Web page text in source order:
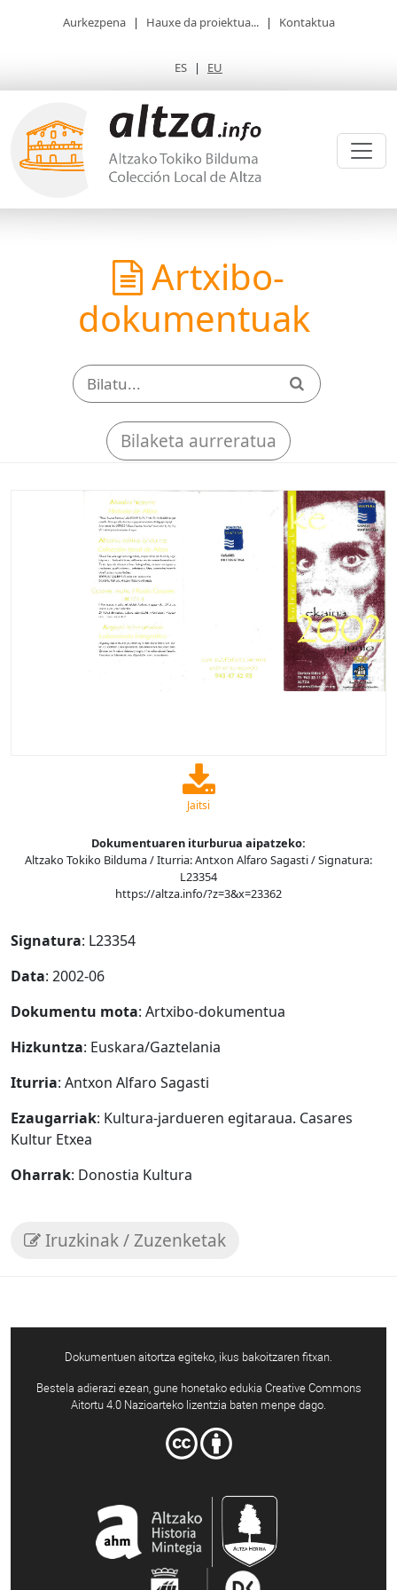
Aurkezpena | Hauxe da proiektua... | Kontaktua
ES | EU
Artxibo-
dokumentuak
Bilaketa aurreratua
Jaitsi
Dokumentuaren iturburua aipatzeko:
Altzako Tokiko Bilduma / Iturria: Antxon Alfaro Sagasti / Signatura:
L23354
https://altza.info/?z=3&x=23362
Signatura: L23354
Data: 2002-06
Dokumentu mota: Artxibo-dokumentua
Hizkuntza: Euskara/Gaztelania
Iturria: Antxon Alfaro Sagasti
Ezaugarriak: Kultura-jardueren egitaraua. Casares
Kultur Etxea
Oharrak: Donostia Kultura
Iruzkinak / Zuzenketak
Dokumentuen aitortza egiteko, ikus bakoitzaren fitxan.
Bestela adierazi ezean, gune honetako edukia Creative Commons
Aitortu 4.0 Nazioarteko lizentzia baten menpe dago.